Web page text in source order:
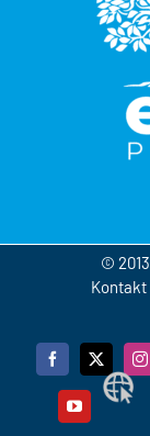
©
Kontakt
Facebook
X
YouTube